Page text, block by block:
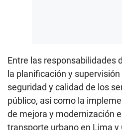
Entre las responsabilidades
la planificación y
seguridad y calidad de los
público, así como la
de mejora y modernización
transporte urbano en Lima y